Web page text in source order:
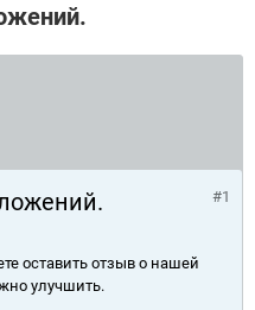
#1
оставить отзыв о нашей
улучшить.